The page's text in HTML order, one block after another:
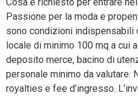
Passione per la moda e
sono condizioni indispensabili
locale di minimo 100 mq a cui
deposito merce, bacino di
personale minimo da valutare.
royalties e fee d’ingresso.